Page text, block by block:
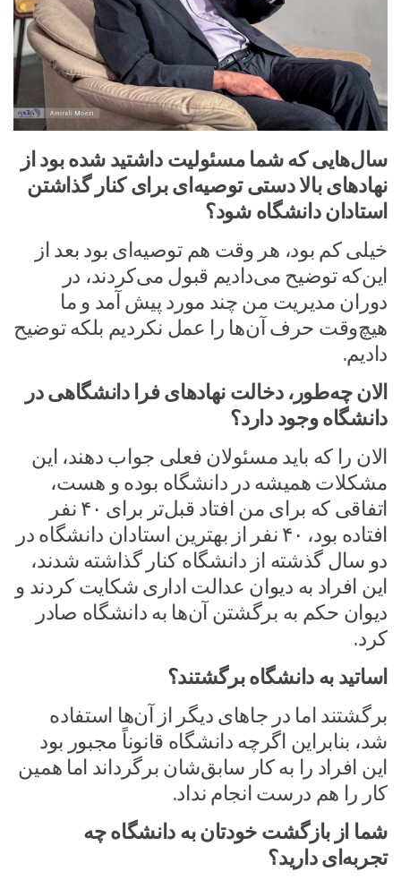
سال‌هایی که شما مسئولیت داشتید شده بود از
نهادهای بالا دستی توصیه‌ای برای کنار گذاشتن
استادان دانشگاه شود؟
خیلی کم بود، هر وقت هم توصیه‌ای بود بعد از
این‌که توضیح می‌دادیم قبول می‌کردند، در
دوران مدیریت من چند مورد پیش آمد و ما
هیچ‌وقت حرف آن‌ها را عمل نکردیم بلکه توضیح
دادیم.
الان چه‌طور، دخالت نهادهای فرا دانشگاهی در
دانشگاه وجود دارد؟
الان را که باید مسئولان فعلی جواب دهند، این
مشکلات همیشه در دانشگاه بوده و هست،
اتفاقی که برای من افتاد قبل‌تر برای ۴۰ نفر
افتاده بود، ۴۰ نفر از بهترین استادان دانشگاه در
دو سال گذشته از دانشگاه کنار گذاشته شدند،
این افراد به دیوان عدالت اداری شکایت کردند و
دیوان حکم به برگشتن آن‌ها به دانشگاه صادر
کرد.
اساتید به دانشگاه برگشتند؟
برگشتند اما در جاهای دیگر از آن‌ها استفاده
شد، بنابراین اگرچه دانشگاه قانوناً مجبور بود
این افراد را به کار سابق‌شان برگرداند اما همین
کار را هم درست انجام نداد.
شما از بازگشت خودتان به دانشگاه چه
تجربه‌ای دارید؟